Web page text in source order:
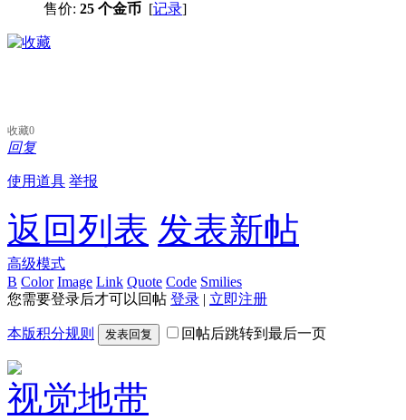
售价: 25 个金币 [记录]
收藏0
回复
使用道具 举报
返回列表 发表新帖
高级模式
B Color Image Link Quote Code Smilies
您需要登录后才可以回帖 登录 | 立即注册
本版积分规则 发表回复 回帖后跳转到最后一页
视觉地带